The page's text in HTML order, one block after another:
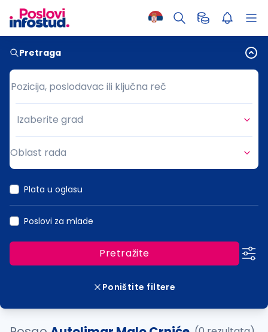
Pretraga
Pozicija, poslodavac ili ključna reč
Pozicija, poslodavac ili ključna reč
Grad
Izaberite grad
Oblast rada
Plata u oglasu
Poslovi za mlade
Pretražite
Poništite filtere